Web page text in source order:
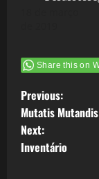
Share this on
P
o
s
Previous:
Mutatis Mutandis
Next:
Inventário